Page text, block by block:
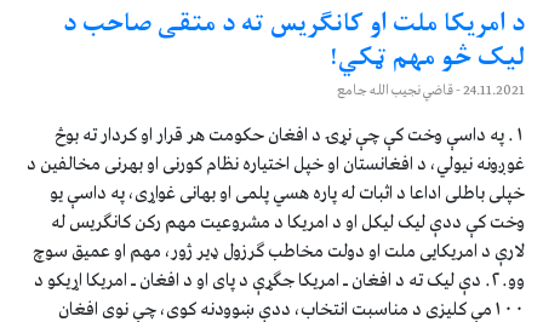
د امریکا ملت او کانګریس ته د متقی صاحب د
لیک څو مهم ټکي!
24.11.2021- قاضي نجیب الله جامع
۱. په داسې وخت کې چې نړۍ د افغان حکومت هر قرار او کردار ته بوڅ
غوږونه نیولي، د افغانستان او خپل اختیاره نظام کورنی او بهرنی مخالفین د
خپلی باطلی اداعا د اثبات له پاره هسي پلمی او بهانی غواړی، په داسې یو
وخت کې ددې لیک لیکل او د امریکا د مشروعیت مهم رکن کانګریس له
لارې د امریکایی ملت او دولت مخاطب ګرزول ډیر ژور، مهم او عمیق سوچ
وو.۲. دې لیک ته د افغان ـ امریکا جګړې د پای او د افغان ـ امریکا اړیکو د
۱۰۰مې کلیزی د مناسبت انتخاب، ددې ښوودنه کوی، چې نوی افغان